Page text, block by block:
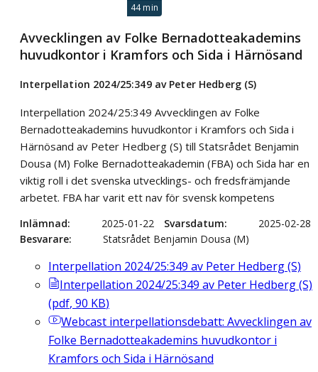
44 min
Avvecklingen av Folke Bernadotteakademins
huvudkontor i Kramfors och Sida i Härnösand
Interpellation 2024/25:349 av Peter Hedberg (S)
Interpellation 2024/25:349 Avvecklingen av Folke
Bernadotteakademins huvudkontor i Kramfors och Sida i
Härnösand av Peter Hedberg (S) till Statsrådet Benjamin
Dousa (M) Folke Bernadotteakademin (FBA) och Sida har en
viktig roll i det svenska utvecklings- och fredsfrämjande
arbetet. FBA har varit ett nav för svensk kompetens
Inlämnad 2025-01-22 Svarsdatum
2025-02-28
Besvarare
Statsrådet Benjamin Dousa (M)
Interpellation 2024/25:349 av Peter Hedberg (S)
Interpellation 2024/25:349 av Peter Hedberg (S)
(pdf, 90 KB)
Webcast interpellationsdebatt: Avvecklingen av
Folke Bernadotteakademins huvudkontor i
Kramfors och Sida i Härnösand